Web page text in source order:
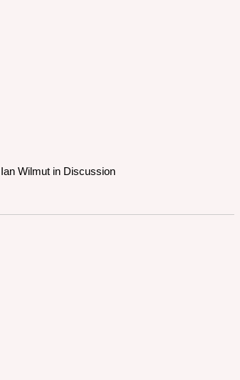
Wilmut in Discussion